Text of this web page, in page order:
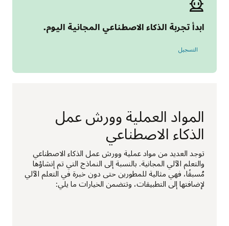
ابدأ تجربة الذكاء الاصطناعي المجانية اليوم.
التسجيل
المواد العملية وورش عمل
الذكاء الاصطناعي
توجد العديد من مواد عملية وورش عمل الذكاء الاصطناعي
والتعلم الآلي المجانية. بالنسبة إلى النماذج التي تم إنشاؤها
مُسبقًا، فهي مثالية للمطورين حتى دون خبرة في التعلم الآلي
لإضافتها إلى التطبيقات، وتتضمن الخيارات ما يلي: